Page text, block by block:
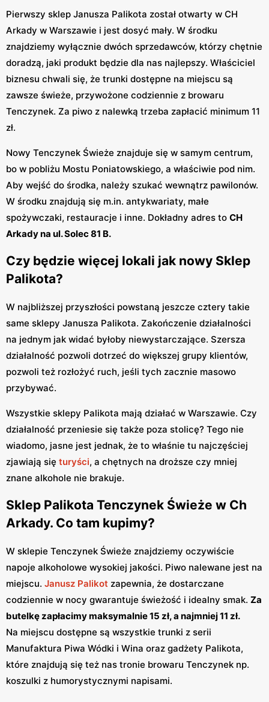
Pierwszy sklep Janusza Palikota został otwarty w CH
Arkady w Warszawie i jest dosyć mały. W środku
znajdziemy wyłącznie dwóch sprzedawców, którzy chętnie
doradzą, jaki produkt będzie dla nas najlepszy. Właściciel
biznesu chwali się, że trunki dostępne na miejscu są
zawsze świeże, przywożone codziennie z browaru
Tenczynek. Za piwo z nalewką trzeba zapłacić minimum 11
zł.
Nowy Tenczynek Świeże znajduje się w samym centrum,
bo w pobliżu Mostu Poniatowskiego, a właściwie pod nim.
Aby wejść do środka, należy szukać wewnątrz pawilonów.
W środku znajdują się m.in. antykwariaty, małe
spożywczaki, restauracje i inne. Dokładny adres to CH
Arkady na ul. Solec 81 B.
Czy będzie więcej lokali jak nowy Sklep
Palikota?
W najbliższej przyszłości powstaną jeszcze cztery takie
same sklepy Janusza Palikota. Zakończenie działalności
na jednym jak widać byłoby niewystarczające. Szersza
działalność pozwoli dotrzeć do większej grupy klientów,
pozwoli też rozłożyć ruch, jeśli tych zacznie masowo
przybywać.
Wszystkie sklepy Palikota mają działać w Warszawie. Czy
działalność przeniesie się także poza stolicę? Tego nie
wiadomo, jasne jest jednak, że to właśnie tu najczęściej
zjawiają się turyści, a chętnych na droższe czy mniej
znane alkohole nie brakuje.
Sklep Palikota Tenczynek Świeże w Ch
Arkady. Co tam kupimy?
W sklepie Tenczynek Świeże znajdziemy oczywiście
napoje alkoholowe wysokiej jakości. Piwo nalewane jest na
miejscu. Janusz Palikot zapewnia, że dostarczane
codziennie w nocy gwarantuje świeżość i idealny smak. Za
butelkę zapłacimy maksymalnie 15 zł, a najmniej 11 zł.
Na miejscu dostępne są wszystkie trunki z serii
Manufaktura Piwa Wódki i Wina oraz gadżety Palikota,
które znajdują się też nas tronie browaru Tenczynek np.
koszulki z humorystycznymi napisami.